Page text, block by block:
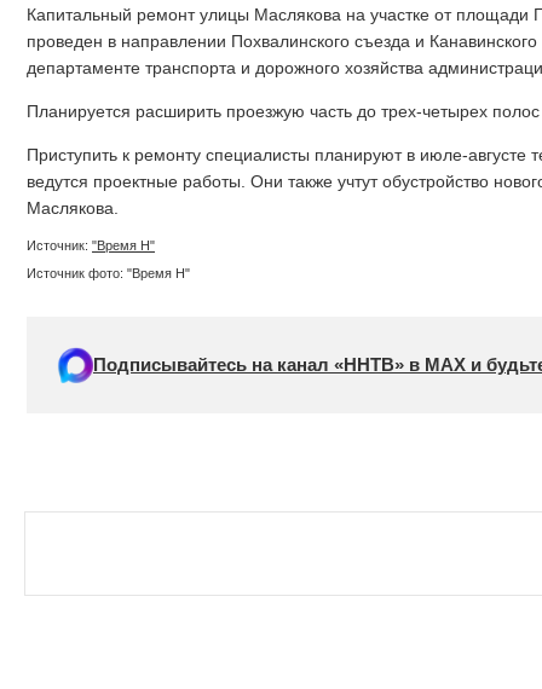
Капитальный ремонт улицы Маслякова на участке от площади
проведен в направлении Похвалинского съезда и
департаменте транспорта и дорожного хозяйства
Планируется расширить проезжую часть до трех-четырех
Приступить к ремонту специалисты планируют в июле-августе
ведутся проектные работы. Они также учтут обустройство
Маслякова.
Источник: "Время Н"
Источник фото: "Время Н"
Подписывайтесь на канал «ННТВ» в МАХ и